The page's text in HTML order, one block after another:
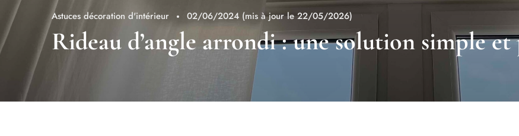
Astuces décoration d'intérieur 02/06/2024 (mis à jour le 22/05/2026)
Rideau d’angle arrondi : une solution simple et